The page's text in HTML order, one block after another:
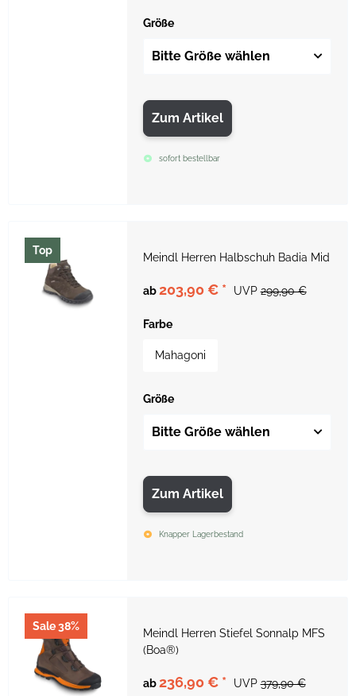
Größe
Bitte Größe wählen
Zum Artikel
sofort bestellbar
Top
Meindl Herren Halbschuh Badia Mid
ab203,90 € * UVP 299,90 €
Farbe
Mahagoni
Größe
Bitte Größe wählen
Zum Artikel
Knapper Lagerbestand
Sale 38%
Meindl Herren Stiefel Sonnalp MFS
(Boa®)
ab236,90 € * UVP 379,90 €